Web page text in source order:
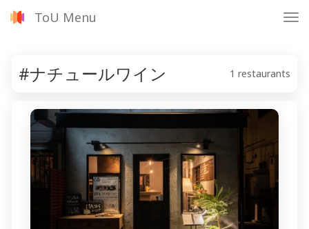
ToU Menu
#ナチュールワイン 1 restaurants